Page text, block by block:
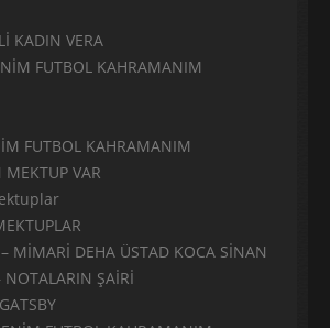
KADIN VERA
FUTBOL KAHRAMANIM
FUTBOL KAHRAMANIM
VAR
MİMARİ DEHA ÜSTAD KOCA SİNAN
NOTALARIN ŞAİRİ